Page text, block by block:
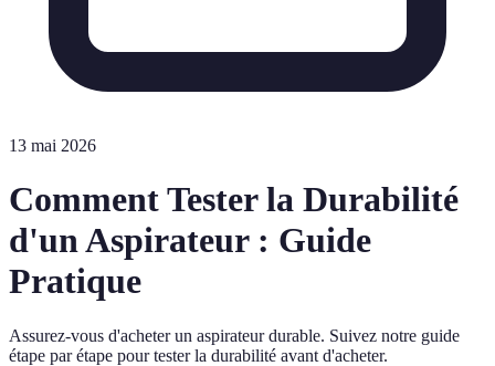
13 mai 2026
Comment Tester la Durabilité
d'un Aspirateur : Guide
Pratique
Assurez-vous d'acheter un aspirateur durable. Suivez notre guide
étape par étape pour tester la durabilité avant d'acheter.